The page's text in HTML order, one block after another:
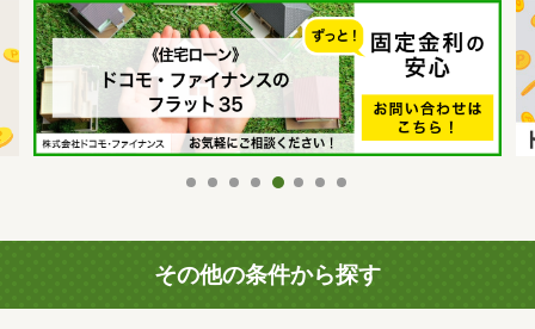
その他の条件から探す